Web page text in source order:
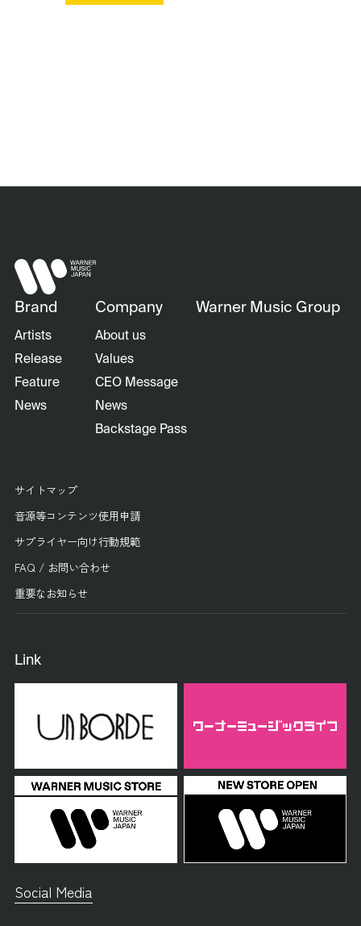
Brand
Artists
Release
Feature
News
Company
About us
Values
CEO Message
News
Backstage Pass
Warner Music Group
サイトマップ
音源等コンテンツ使用申請
サプライヤー向け行動規範
FAQ / お問い合わせ
重要なお知らせ
Link
Social Media